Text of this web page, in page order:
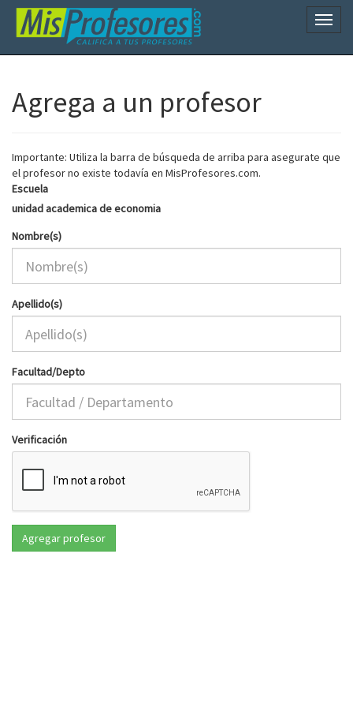
Agrega a un profesor
Importante: Utiliza la barra de búsqueda de arriba para asegurate que
el profesor no existe todavía en MisProfesores.com.
Escuela
unidad academica de economia
Nombre(s)
Apellido(s)
Facultad/Depto
Verificación